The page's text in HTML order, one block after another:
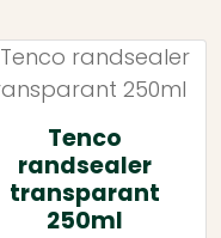
Tenco
randsealer
transparant
250ml